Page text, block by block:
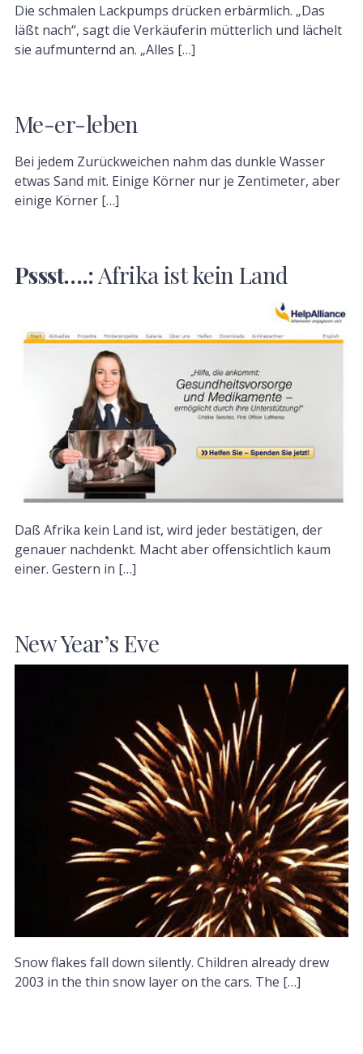
Die schmalen Lackpumps drücken erbärmlich. „Das
läßt nach“, sagt die Verkäuferin mütterlich und lächelt
sie aufmunternd an. „Alles […]
Me-er-leben
Bei jedem Zurückweichen nahm das dunkle Wasser
etwas Sand mit. Einige Körner nur je Zentimeter, aber
einige Körner […]
Pssst….:Afrika ist kein Land
Daß Afrika kein Land ist, wird jeder bestätigen, der
genauer nachdenkt. Macht aber offensichtlich kaum
einer. Gestern in […]
New Year’s Eve
Snow flakes fall down silently. Children already drew
2003 in the thin snow layer on the cars. The […]